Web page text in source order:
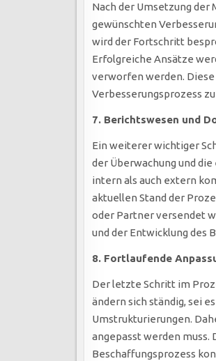
Nach der Umsetzung
gewünschten
wird der Fortschritt
Erfolgreiche Ansätze
verworfen werden.
Verbesserungsprozess
7. Berichtswesen und
Ein weiterer wichtiger
der Überwachung und
intern als auch extern
aktuellen Stand der
oder Partner versendet
und der Entwicklung des
8. Fortlaufende
Der letzte Schritt im
ändern sich ständig, sei
Umstrukturierungen.
angepasst werden muss.
Beschaffungsprozess